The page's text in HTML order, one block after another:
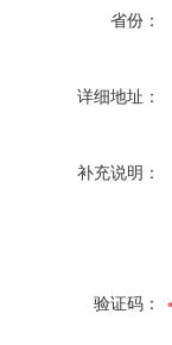
省份：
详细地址：
补充说明：
验证码：